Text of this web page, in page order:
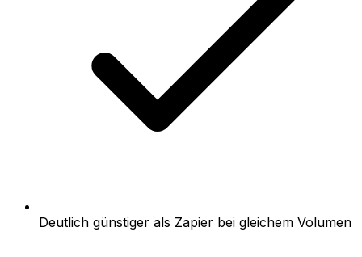
Deutlich günstiger als Zapier bei gleichem Volumen